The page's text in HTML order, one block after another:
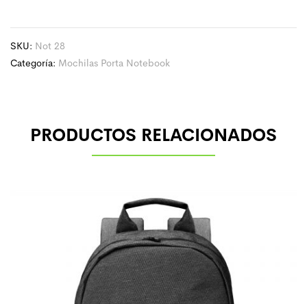
SKU: Not 28
Categoría: Mochilas Porta Notebook
PRODUCTOS RELACIONADOS